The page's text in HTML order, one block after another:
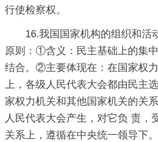
行使检察权。
16.我国国家机构的组织和活
原则：①含义：民主基础上的集
结合。②主要体现在：在国家权
上，各级人民代表大会都由民主
家权力机关和其他国家机关的关
人民代表大会产生，对它负 责，
关系上，遵循在中央统一领导下